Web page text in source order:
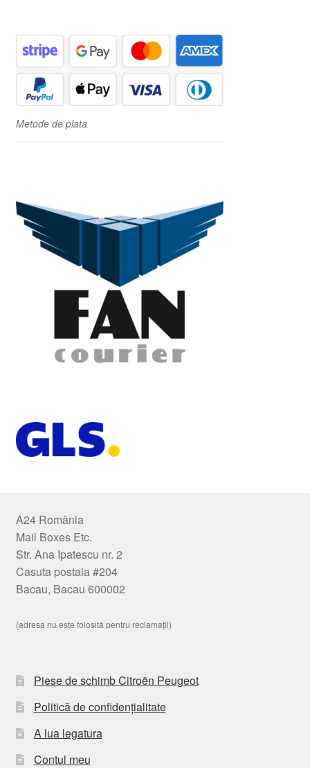
Metode de plata
A24 România
Mail Boxes Etc.
Str. Ana Ipatescu nr. 2
Casuta postala #204
Bacau, Bacau 600002
(adresa nu este folosită pentru reclamații)
Piese de schimb Citroën Peugeot
Politică de confidențialitate
A lua legatura
Contul meu